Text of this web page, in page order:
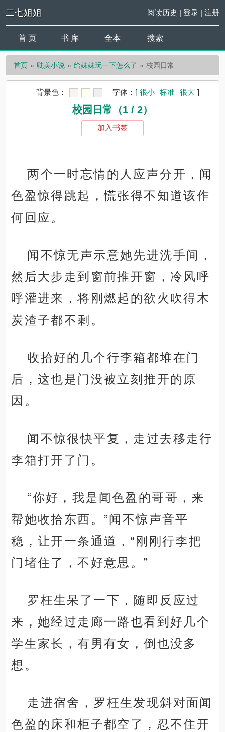
二七姐姐 阅读历史 | 登录| 注册
首 页 书 库 全本 搜索
首页 耽美小说 给妹妹玩一下怎么了 校园日常
背景色： 字体： [ 很小 标准 很大 ]
校园日常（1 / 2）
加入书签
两个一时忘情的人应声分开，闻
色盈惊得跳起，慌张得不知道该作
何回应。
闻不惊无声示意她先进洗手间，
然后大步走到窗前推开窗，冷风呼
呼灌进来，将刚燃起的欲火吹得木
炭渣子都不剩。
收拾好的几个行李箱都堆在门
后，这也是门没被立刻推开的原
因。
闻不惊很快平复，走过去移走行
李箱打开了门。
“你好，我是闻色盈的哥哥，来
帮她收拾东西。”闻不惊声音平
稳，让开一条通道，“刚刚行李把
门堵住了，不好意思。”
罗枉生呆了一下，随即反应过
来，她经过走廊一路也看到好几个
学生家长，有男有女，倒也没多
想。
走进宿舍，罗枉生发现斜对面闻
色盈的床和柜子都空了，忍不住开